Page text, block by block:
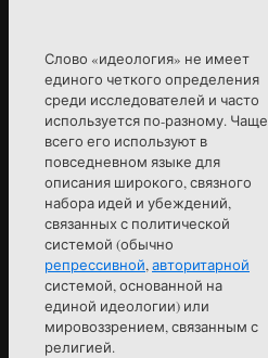
Слово «идеология» не имеет
единого четкого определения
среди исследователей и часто
используется по-разному. Чаще
всего его используют в
повседневном языке для
описания широкого, связного
набора идей и убеждений,
связанных с политической
системой (обычно
репрессивной,авторитарной
системой, основанной на
единой идеологии) или
мировоззрением, связанным с
религией.